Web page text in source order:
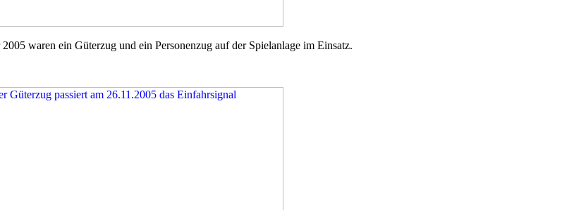
waren ein Güterzug und ein Personenzug auf der Spielanlage im Einsatz.